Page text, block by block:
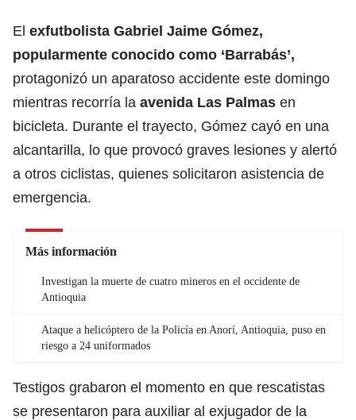
El exfutbolista Gabriel Jaime Gómez,
popularmente conocido como ‘Barrabás’,
protagonizó un aparatoso accidente este domingo
mientras recorría la avenida Las Palmas en
bicicleta. Durante el trayecto, Gómez cayó en una
alcantarilla, lo que provocó graves lesiones y alertó
a otros ciclistas, quienes solicitaron asistencia de
emergencia.
Más información
Investigan la muerte de cuatro mineros en el occidente de
Antioquia
Ataque a helicóptero de la Policía en Anorí, Antioquia, puso en
riesgo a 24 uniformados
Testigos grabaron el momento en que rescatistas
se presentaron para auxiliar al exjugador de la